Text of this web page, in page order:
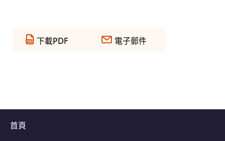
下載PDF 電子郵件
首頁